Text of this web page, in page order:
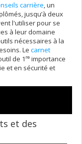
carrière, un
jusqu’à deux
l'utiliser pour se
à leur domaine
nécessaires à la
Le carnet
de 1 re importance
et en sécurité et
et des